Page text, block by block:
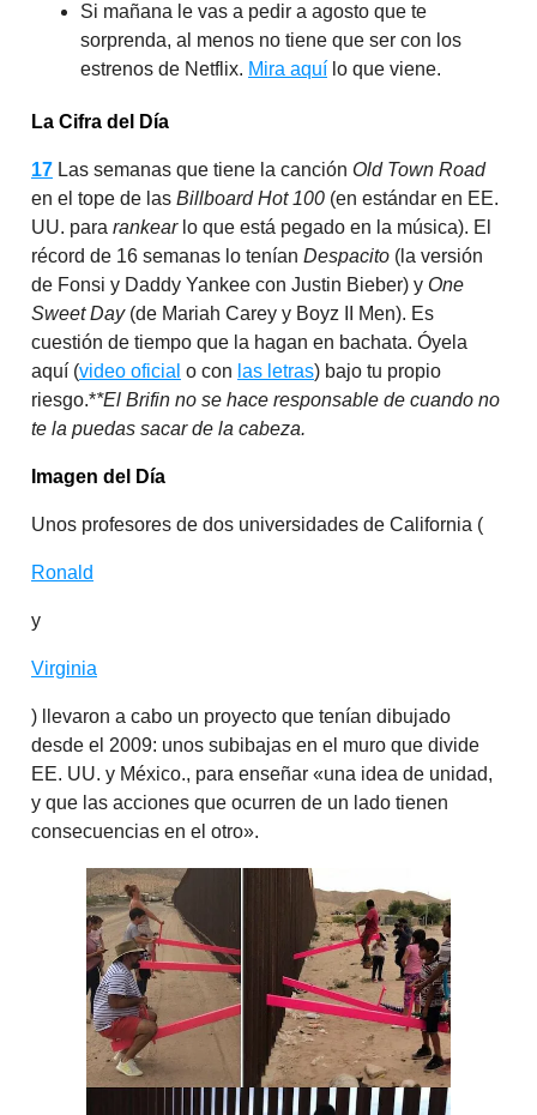
Si mañana le vas a pedir a agosto que te
sorprenda, al menos no tiene que ser con los
estrenos de Netflix. Mira aquí lo que viene.
La Cifra del Día
17 Las semanas que tiene la canción Old Town Road
en el tope de las Billboard Hot 100 (en estándar en EE.
UU. para rankearlo que está pegado en la música). El
récord de 16 semanas lo tenían Despacito (la versión
de Fonsi y Daddy Yankee con Justin Bieber) y One
Sweet Day(de Mariah Carey y Boyz II Men). Es
cuestión de tiempo que la hagan en bachata. Óyela
aquí (video oficial o con las letras) bajo tu propio
riesgo.**El Brifin no se hace responsable de cuando no
te la puedas sacar de la cabeza.
Imagen del Día
Unos profesores de dos universidades de California (
Ronald
y
Virginia
) llevaron a cabo un proyecto que tenían dibujado
desde el 2009: unos subibajas en el muro que divide
EE. UU. y México., para enseñar «una idea de unidad,
y que las acciones que ocurren de un lado tienen
consecuencias en el otro».